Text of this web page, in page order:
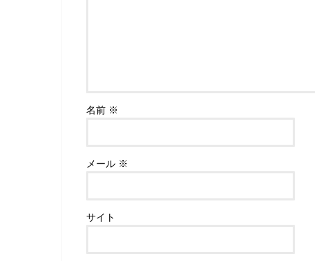
名前 ※
メール ※
サイト